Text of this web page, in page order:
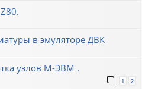
в эмуляторе ДВК
узлов М-ЭВМ .
1 2